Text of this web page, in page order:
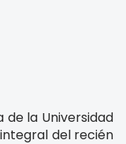
de la Universidad
del recién